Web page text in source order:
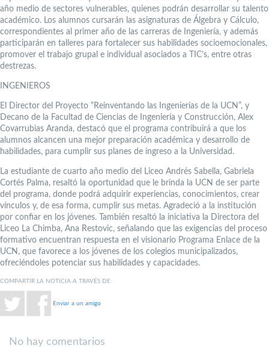
año medio de sectores vulnerables, quienes podrán desarrollar su talento
académico. Los alumnos cursarán las asignaturas de Álgebra y Cálculo,
correspondientes al primer año de las carreras de Ingeniería, y además
participarán en talleres para fortalecer sus habilidades socioemocionales,
promover el trabajo grupal e individual asociados a TIC’s, entre otras
destrezas.
INGENIEROS
El Director del Proyecto “Reinventando las Ingenierías de la UCN”, y
Decano de la Facultad de Ciencias de Ingeniería y Construcción, Alex
Covarrubias Aranda, destacó que el programa contribuirá a que los
alumnos alcancen una mejor preparación académica y desarrollo de
habilidades, para cumplir sus planes de ingreso a la Universidad.
La estudiante de cuarto año medio del Liceo Andrés Sabella, Gabriela
Cortés Palma, resaltó la oportunidad que le brinda la UCN de ser parte
del programa, donde podrá adquirir experiencias, conocimientos, crear
vínculos y, de esa forma, cumplir sus metas. Agradeció a la institución
por confiar en los jóvenes. También resaltó la iniciativa la Directora del
Liceo La Chimba, Ana Restovic, señalando que las exigencias del proceso
formativo encuentran respuesta en el visionario Programa Enlace de la
UCN, que favorece a los jóvenes de los colegios municipalizados,
ofreciéndoles potenciar sus habilidades y capacidades.
COMPARTIR LA NOTICIA A TRAVÉS DE:
Enviar a un amigo
No hay comentarios